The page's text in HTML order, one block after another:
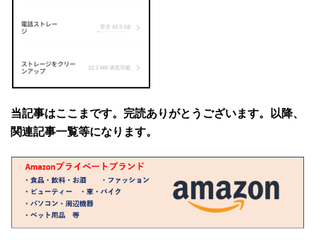
当記事はここまです。完読ありがとうございます。以降、
関連記事一覧等になります。